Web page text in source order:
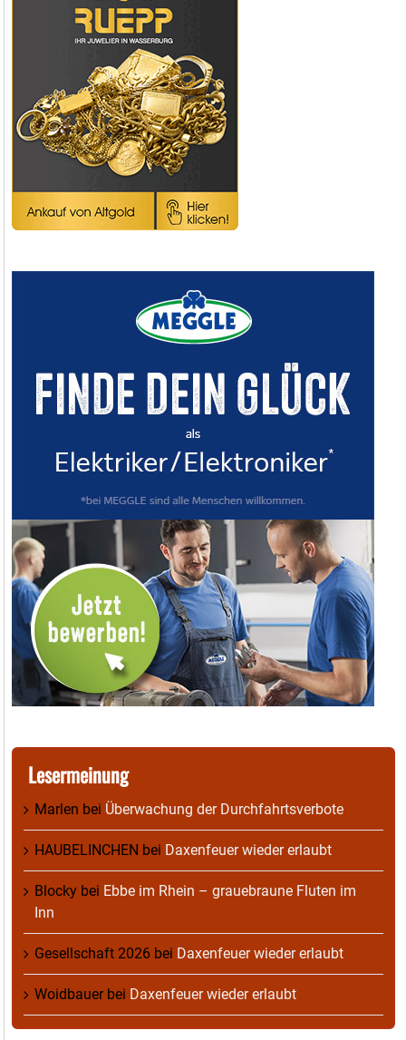
Lesermeinung
Marlen bei Überwachung der Durchfahrtsverbote
HAUBELINCHEN bei Daxenfeuer wieder erlaubt
Blocky bei Ebbe im Rhein – grauebraune Fluten im
Inn
Gesellschaft 2026 bei Daxenfeuer wieder erlaubt
Woidbauerbei Daxenfeuer wieder erlaubt